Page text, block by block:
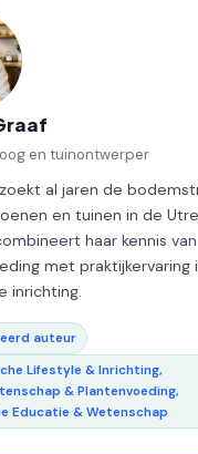
en tuinontwerper
al jaren de
en tuinen in de
haar kennis van
met praktijkervaring
inrichting.
auteur
Lifestyle & Inrichting,
& Plantenvoeding,
Educatie & Wetenschap